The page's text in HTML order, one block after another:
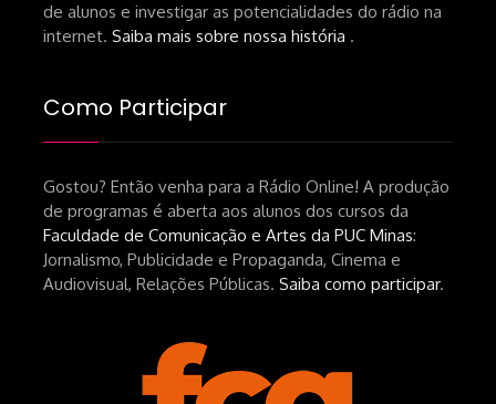
de alunos e investigar as potencialidades do rádio na
internet. Saiba mais sobre nossa história .
Como Participar
Gostou? Então venha para a Rádio Online! A produção
de programas é aberta aos alunos dos cursos da
Faculdade de Comunicação e Artes da PUC Minas:
Jornalismo, Publicidade e Propaganda, Cinema e
Audiovisual, Relações Públicas. Saiba como participar.